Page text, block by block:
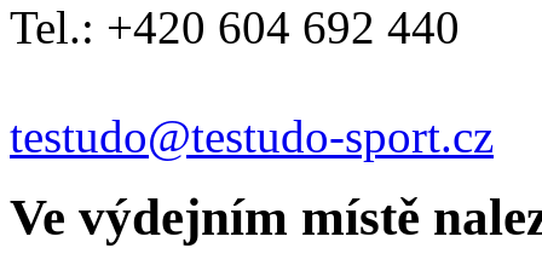
Tel.: +420 604 692 440
testudo@testudo-sport.cz
Ve výdejním místě